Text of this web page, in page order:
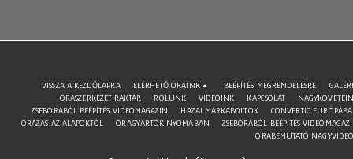
VISSZA A KEZDŐLAPRA ELÉRHETŐ ÓRÁINK BEÉPÍTÉS MEGRENDELÉSRE
ÓRASZERKEZET RAKTÁR
RÓLUNK VIDEÓINK KAPCSOLAT
ZSEBÓRÁBÓL BEÉPÍTÉS VIDEÓMAGAZIN
HAZAI MÁRKABOLTOK
CONVERTIC
ÓRÁZÁS AZ ALAPOKTÓL
ÓRAGYÁRTÓK NYOMÁBAN
ZSEBÓRÁBÓL BEÉPÍTÉS
ÓRABEMUTATÓ